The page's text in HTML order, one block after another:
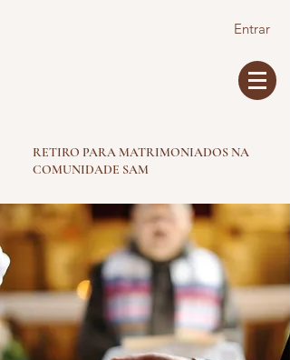
Entrar
RETIRO PARA MATRIMONIADOS NA
COMUNIDADE SAM